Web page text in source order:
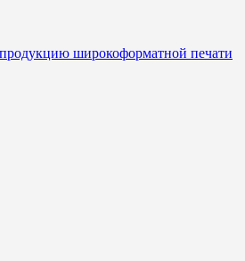
широкоформатной печати